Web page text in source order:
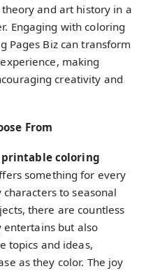
and art history in a
Engaging with coloring
Pages Biz can transform
making
creativity and
From
coloring
something for every
to seasonal
there are countless
entertains but also
topics and ideas,
as they color. The joy